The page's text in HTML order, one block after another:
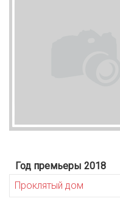
Год премьеры 2018
Проклятый дом